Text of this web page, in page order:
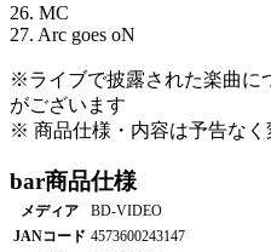
26. MC
27. Arc goes oN
※ライブで披露された楽曲に
がございます
※ 商品仕様・内容は予告な
bar商品仕様
メディア
BD-VIDEO
JANコード 4573600243147